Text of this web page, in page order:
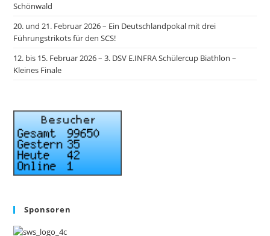
Schönwald
20. und 21. Februar 2026 – Ein Deutschlandpokal mit drei
Führungstrikots für den SCS!
12. bis 15. Februar 2026 – 3. DSV E.INFRA Schülercup Biathlon –
Kleines Finale
Sponsoren